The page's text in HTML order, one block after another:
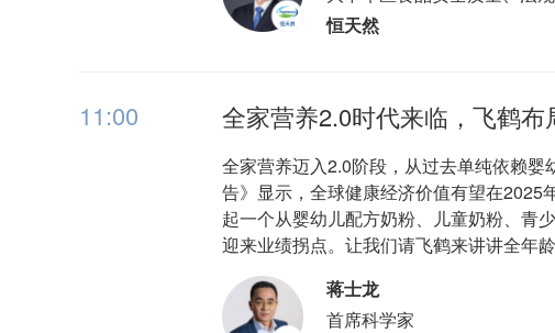
恒天然
11:00 全家营养2.0时代来临，飞鹤布
全家营养迈入2.0阶段，从过去单纯依赖
告》显示，全球健康经济价值有望在2025
起一个从婴幼儿配方奶粉、儿童奶粉、青
迎来业绩拐点。让我们请飞鹤来讲讲全年
蒋士龙
首席科学家